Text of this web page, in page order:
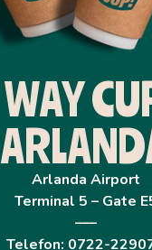
WAY
Arlanda Airport
Terminal 5 – Gate
–––
Telefon: 0722-